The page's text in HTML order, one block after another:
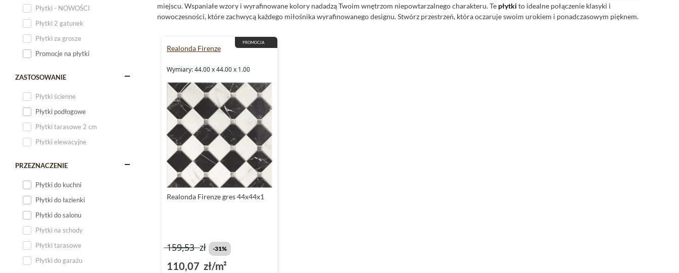
Płytki - NOWOŚCI
Płytki 2 gatunek
Płytki za grosze
Promocje na płytki
ZASTOSOWANIE
Płytki ścienne
Płytki podłogowe
Płytki tarasowe 2 cm
Płytki elewacyjne
PRZEZNACZENIE
Płytki do kuchni
Płytki do łazienki
Płytki do salonu
Płytki na schody
Płytki tarasowe
Płytki do garażu
miejscu. Wspaniałe wzory i wyrafinowane kolory nadadzą Twoim wnętrzom niepowtarzalnego charakteru. Te płytki to idealne połączenie klasyki i
nowoczesności, które zachwycą każdego miłośnika wyrafinowanego designu. Stwórz przestrzeń, która oczaruje swoim urokiem i ponadczasowym pięknem.
PROMOCJA
Realonda Firenze
Wymiary: 44.00 x 44.00 x 1.00
Realonda Firenze gres 44x44x1
159,53zł -31%
110,07 zł/m²